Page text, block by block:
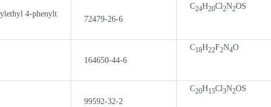
4-phenylt
72479-26-6
C24H20Cl2N2OS
164650-44-6
C18H22F2N4O
99592-32-2
C20H15Cl3N2OS